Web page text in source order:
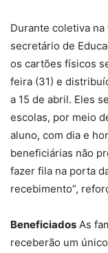
Durante coletiva
secretário de
os cartões físicos
feira (31) e
a 15 de abril. Eles
escolas, por meio
aluno, com dia e
beneficiárias não
fazer fila na porta
recebimento”,
Beneficiados As
receberão um